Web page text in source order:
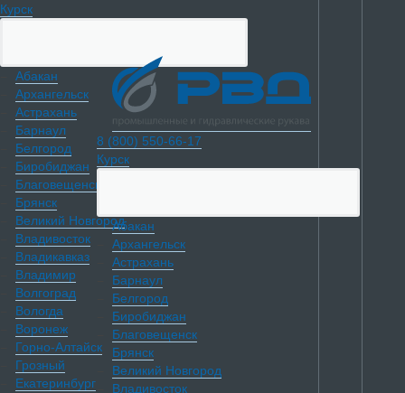
Курск
Абакан
Архангельск
Астрахань
Барнаул
Белгород
Биробиджан
Благовещенск
Брянск
Великий Новгород
Владивосток
Владикавказ
Владимир
Волгоград
Вологда
Воронеж
Горно-Алтайск
Грозный
Екатеринбург
8 (800) 550-66-17
Курск
Абакан
Архангельск
Астрахань
Барнаул
Белгород
Биробиджан
Благовещенск
Брянск
Великий Новгород
Владивосток